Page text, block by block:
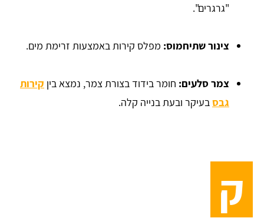
"גרגרים".
צינור שתיחמוס: מפלס קירות באמצעות זרימת מים.
צמר סלעים: חומר בידוד בצורת צמר, נמצא בין קירות
גבסבעיקר ובעת בנייה קלה.
ק